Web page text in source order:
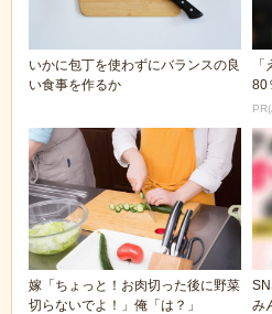
いかに包丁を使わずにバランスの良
い食事を作るか
80
の
嫁「ちょっと！お肉切った後に野菜
切らないでよ！」俺「は？」
み